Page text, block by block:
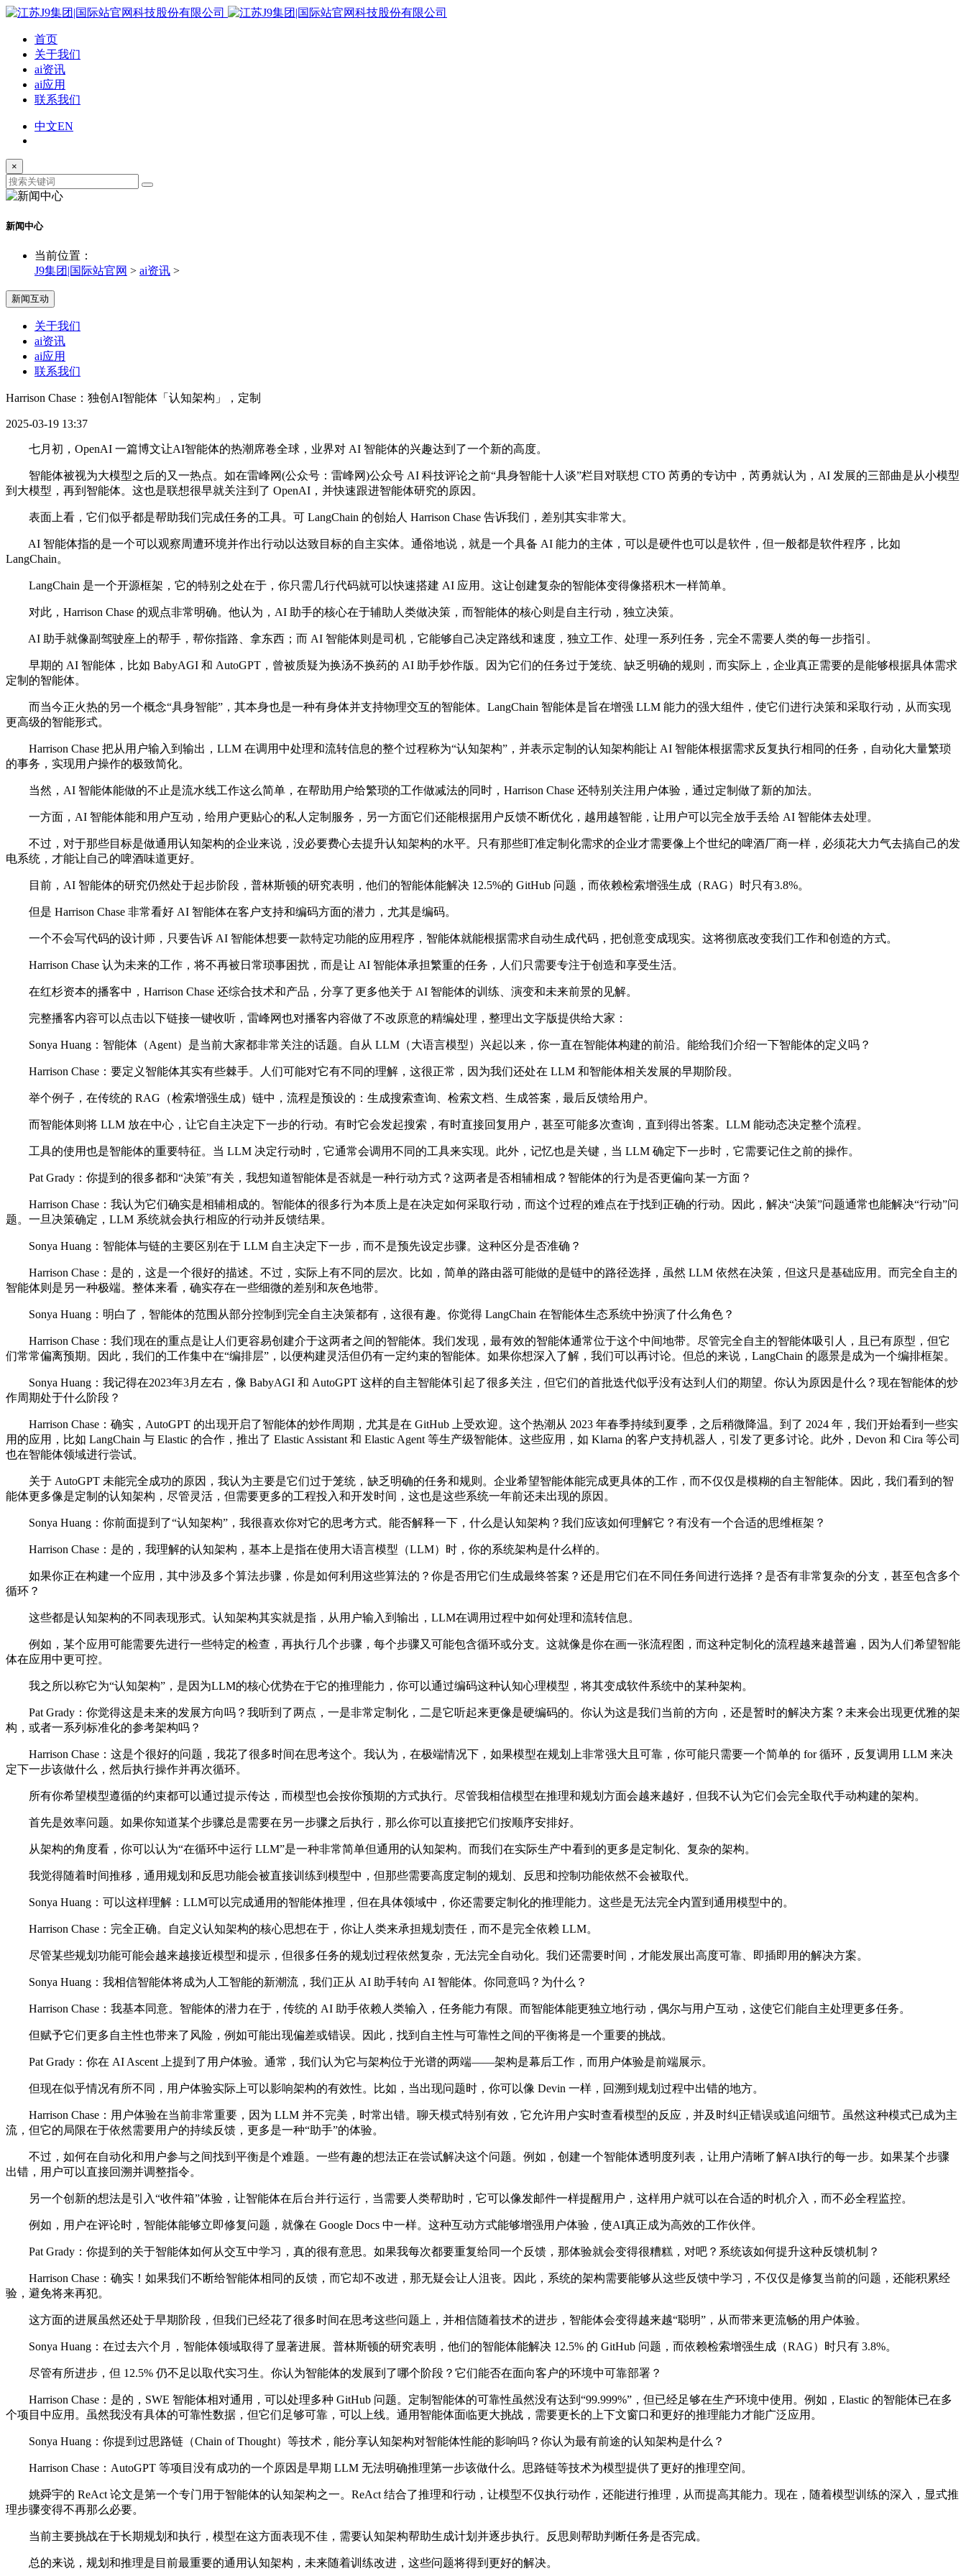
首页
关于我们
ai资讯
ai应用
联系我们
中文EN
×
新闻中心
当前位置：
J9集团|国际站官网 > ai资讯 >
新闻互动
关于我们
ai资讯
ai应用
联系我们
Harrison Chase：独创AI智能体「认知架构」，定制
2025-03-19 13:37
七月初，OpenAI 一篇博文让AI智能体的热潮席卷全球，业界对 AI 智能体的兴趣达到了一个新的高度。
智能体被视为大模型之后的又一热点。如在雷峰网(公众号：雷峰网)公众号 AI 科技评论之前“具身智能十人谈”栏目对联想 CTO 芮勇的专访中，芮勇就认为，AI 发展的三部曲是从小模型
到大模型，再到智能体。这也是联想很早就关注到了 OpenAI，并快速跟进智能体研究的原因。
表面上看，它们似乎都是帮助我们完成任务的工具。可 LangChain 的创始人 Harrison Chase 告诉我们，差别其实非常大。
AI 智能体指的是一个可以观察周遭环境并作出行动以达致目标的自主实体。通俗地说，就是一个具备 AI 能力的主体，可以是硬件也可以是软件，但一般都是软件程序，比如
LangChain。
LangChain 是一个开源框架，它的特别之处在于，你只需几行代码就可以快速搭建 AI 应用。这让创建复杂的智能体变得像搭积木一样简单。
对此，Harrison Chase 的观点非常明确。他认为，AI 助手的核心在于辅助人类做决策，而智能体的核心则是自主行动，独立决策。
AI 助手就像副驾驶座上的帮手，帮你指路、拿东西；而 AI 智能体则是司机，它能够自己决定路线和速度，独立工作、处理一系列任务，完全不需要人类的每一步指引。
早期的 AI 智能体，比如 BabyAGI 和 AutoGPT，曾被质疑为换汤不换药的 AI 助手炒作版。因为它们的任务过于笼统、缺乏明确的规则，而实际上，企业真正需要的是能够根据具体需求
定制的智能体。
而当今正火热的另一个概念“具身智能”，其本身也是一种有身体并支持物理交互的智能体。LangChain 智能体是旨在增强 LLM 能力的强大组件，使它们进行决策和采取行动，从而实现
更高级的智能形式。
Harrison Chase 把从用户输入到输出，LLM 在调用中处理和流转信息的整个过程称为“认知架构”，并表示定制的认知架构能让 AI 智能体根据需求反复执行相同的任务，自动化大量繁琐
的事务，实现用户操作的极致简化。
当然，AI 智能体能做的不止是流水线工作这么简单，在帮助用户给繁琐的工作做减法的同时，Harrison Chase 还特别关注用户体验，通过定制做了新的加法。
一方面，AI 智能体能和用户互动，给用户更贴心的私人定制服务，另一方面它们还能根据用户反馈不断优化，越用越智能，让用户可以完全放手丢给 AI 智能体去处理。
不过，对于那些目标是做通用认知架构的企业来说，没必要费心去提升认知架构的水平。只有那些盯准定制化需求的企业才需要像上个世纪的啤酒厂商一样，必须花大力气去搞自己的发
电系统，才能让自己的啤酒味道更好。
目前，AI 智能体的研究仍然处于起步阶段，普林斯顿的研究表明，他们的智能体能解决 12.5%的 GitHub 问题，而依赖检索增强生成（RAG）时只有3.8%。
但是 Harrison Chase 非常看好 AI 智能体在客户支持和编码方面的潜力，尤其是编码。
一个不会写代码的设计师，只要告诉 AI 智能体想要一款特定功能的应用程序，智能体就能根据需求自动生成代码，把创意变成现实。这将彻底改变我们工作和创造的方式。
Harrison Chase 认为未来的工作，将不再被日常琐事困扰，而是让 AI 智能体承担繁重的任务，人们只需要专注于创造和享受生活。
在红杉资本的播客中，Harrison Chase 还综合技术和产品，分享了更多他关于 AI 智能体的训练、演变和未来前景的见解。
完整播客内容可以点击以下链接一键收听，雷峰网也对播客内容做了不改原意的精编处理，整理出文字版提供给大家：
Sonya Huang：智能体（Agent）是当前大家都非常关注的话题。自从 LLM（大语言模型）兴起以来，你一直在智能体构建的前沿。能给我们介绍一下智能体的定义吗？
Harrison Chase：要定义智能体其实有些棘手。人们可能对它有不同的理解，这很正常，因为我们还处在 LLM 和智能体相关发展的早期阶段。
举个例子，在传统的 RAG（检索增强生成）链中，流程是预设的：生成搜索查询、检索文档、生成答案，最后反馈给用户。
而智能体则将 LLM 放在中心，让它自主决定下一步的行动。有时它会发起搜索，有时直接回复用户，甚至可能多次查询，直到得出答案。LLM 能动态决定整个流程。
工具的使用也是智能体的重要特征。当 LLM 决定行动时，它通常会调用不同的工具来实现。此外，记忆也是关键，当 LLM 确定下一步时，它需要记住之前的操作。
Pat Grady：你提到的很多都和“决策”有关，我想知道智能体是否就是一种行动方式？这两者是否相辅相成？智能体的行为是否更偏向某一方面？
Harrison Chase：我认为它们确实是相辅相成的。智能体的很多行为本质上是在决定如何采取行动，而这个过程的难点在于找到正确的行动。因此，解决“决策”问题通常也能解决“行动”问
题。一旦决策确定，LLM 系统就会执行相应的行动并反馈结果。
Sonya Huang：智能体与链的主要区别在于 LLM 自主决定下一步，而不是预先设定步骤。这种区分是否准确？
Harrison Chase：是的，这是一个很好的描述。不过，实际上有不同的层次。比如，简单的路由器可能做的是链中的路径选择，虽然 LLM 依然在决策，但这只是基础应用。而完全自主的
智能体则是另一种极端。整体来看，确实存在一些细微的差别和灰色地带。
Sonya Huang：明白了，智能体的范围从部分控制到完全自主决策都有，这很有趣。你觉得 LangChain 在智能体生态系统中扮演了什么角色？
Harrison Chase：我们现在的重点是让人们更容易创建介于这两者之间的智能体。我们发现，最有效的智能体通常位于这个中间地带。尽管完全自主的智能体吸引人，且已有原型，但它
们常常偏离预期。因此，我们的工作集中在“编排层”，以便构建灵活但仍有一定约束的智能体。如果你想深入了解，我们可以再讨论。但总的来说，LangChain 的愿景是成为一个编排框架。
Sonya Huang：我记得在2023年3月左右，像 BabyAGI 和 AutoGPT 这样的自主智能体引起了很多关注，但它们的首批迭代似乎没有达到人们的期望。你认为原因是什么？现在智能体的炒
作周期处于什么阶段？
Harrison Chase：确实，AutoGPT 的出现开启了智能体的炒作周期，尤其是在 GitHub 上受欢迎。这个热潮从 2023 年春季持续到夏季，之后稍微降温。到了 2024 年，我们开始看到一些实
用的应用，比如 LangChain 与 Elastic 的合作，推出了 Elastic Assistant 和 Elastic Agent 等生产级智能体。这些应用，如 Klarna 的客户支持机器人，引发了更多讨论。此外，Devon 和 Cira 等公司
也在智能体领域进行尝试。
关于 AutoGPT 未能完全成功的原因，我认为主要是它们过于笼统，缺乏明确的任务和规则。企业希望智能体能完成更具体的工作，而不仅仅是模糊的自主智能体。因此，我们看到的智
能体更多像是定制的认知架构，尽管灵活，但需要更多的工程投入和开发时间，这也是这些系统一年前还未出现的原因。
Sonya Huang：你前面提到了“认知架构”，我很喜欢你对它的思考方式。能否解释一下，什么是认知架构？我们应该如何理解它？有没有一个合适的思维框架？
Harrison Chase：是的，我理解的认知架构，基本上是指在使用大语言模型（LLM）时，你的系统架构是什么样的。
如果你正在构建一个应用，其中涉及多个算法步骤，你是如何利用这些算法的？你是否用它们生成最终答案？还是用它们在不同任务间进行选择？是否有非常复杂的分支，甚至包含多个
循环？
这些都是认知架构的不同表现形式。认知架构其实就是指，从用户输入到输出，LLM在调用过程中如何处理和流转信息。
例如，某个应用可能需要先进行一些特定的检查，再执行几个步骤，每个步骤又可能包含循环或分支。这就像是你在画一张流程图，而这种定制化的流程越来越普遍，因为人们希望智能
体在应用中更可控。
我之所以称它为“认知架构”，是因为LLM的核心优势在于它的推理能力，你可以通过编码这种认知心理模型，将其变成软件系统中的某种架构。
Pat Grady：你觉得这是未来的发展方向吗？我听到了两点，一是非常定制化，二是它听起来更像是硬编码的。你认为这是我们当前的方向，还是暂时的解决方案？未来会出现更优雅的架
构，或者一系列标准化的参考架构吗？
Harrison Chase：这是个很好的问题，我花了很多时间在思考这个。我认为，在极端情况下，如果模型在规划上非常强大且可靠，你可能只需要一个简单的 for 循环，反复调用 LLM 来决
定下一步该做什么，然后执行操作并再次循环。
所有你希望模型遵循的约束都可以通过提示传达，而模型也会按你预期的方式执行。尽管我相信模型在推理和规划方面会越来越好，但我不认为它们会完全取代手动构建的架构。
首先是效率问题。如果你知道某个步骤总是需要在另一步骤之后执行，那么你可以直接把它们按顺序安排好。
从架构的角度看，你可以认为“在循环中运行 LLM”是一种非常简单但通用的认知架构。而我们在实际生产中看到的更多是定制化、复杂的架构。
我觉得随着时间推移，通用规划和反思功能会被直接训练到模型中，但那些需要高度定制的规划、反思和控制功能依然不会被取代。
Sonya Huang：可以这样理解：LLM可以完成通用的智能体推理，但在具体领域中，你还需要定制化的推理能力。这些是无法完全内置到通用模型中的。
Harrison Chase：完全正确。自定义认知架构的核心思想在于，你让人类来承担规划责任，而不是完全依赖 LLM。
尽管某些规划功能可能会越来越接近模型和提示，但很多任务的规划过程依然复杂，无法完全自动化。我们还需要时间，才能发展出高度可靠、即插即用的解决方案。
Sonya Huang：我相信智能体将成为人工智能的新潮流，我们正从 AI 助手转向 AI 智能体。你同意吗？为什么？
Harrison Chase：我基本同意。智能体的潜力在于，传统的 AI 助手依赖人类输入，任务能力有限。而智能体能更独立地行动，偶尔与用户互动，这使它们能自主处理更多任务。
但赋予它们更多自主性也带来了风险，例如可能出现偏差或错误。因此，找到自主性与可靠性之间的平衡将是一个重要的挑战。
Pat Grady：你在 AI Ascent 上提到了用户体验。通常，我们认为它与架构位于光谱的两端——架构是幕后工作，而用户体验是前端展示。
但现在似乎情况有所不同，用户体验实际上可以影响架构的有效性。比如，当出现问题时，你可以像 Devin 一样，回溯到规划过程中出错的地方。
Harrison Chase：用户体验在当前非常重要，因为 LLM 并不完美，时常出错。聊天模式特别有效，它允许用户实时查看模型的反应，并及时纠正错误或追问细节。虽然这种模式已成为主
流，但它的局限在于依然需要用户的持续反馈，更多是一种“助手”的体验。
不过，如何在自动化和用户参与之间找到平衡是个难题。一些有趣的想法正在尝试解决这个问题。例如，创建一个智能体透明度列表，让用户清晰了解AI执行的每一步。如果某个步骤
出错，用户可以直接回溯并调整指令。
另一个创新的想法是引入“收件箱”体验，让智能体在后台并行运行，当需要人类帮助时，它可以像发邮件一样提醒用户，这样用户就可以在合适的时机介入，而不必全程监控。
例如，用户在评论时，智能体能够立即修复问题，就像在 Google Docs 中一样。这种互动方式能够增强用户体验，使AI真正成为高效的工作伙伴。
Pat Grady：你提到的关于智能体如何从交互中学习，真的很有意思。如果我每次都要重复给同一个反馈，那体验就会变得很糟糕，对吧？系统该如何提升这种反馈机制？
Harrison Chase：确实！如果我们不断给智能体相同的反馈，而它却不改进，那无疑会让人沮丧。因此，系统的架构需要能够从这些反馈中学习，不仅仅是修复当前的问题，还能积累经
验，避免将来再犯。
这方面的进展虽然还处于早期阶段，但我们已经花了很多时间在思考这些问题上，并相信随着技术的进步，智能体会变得越来越“聪明”，从而带来更流畅的用户体验。
Sonya Huang：在过去六个月，智能体领域取得了显著进展。普林斯顿的研究表明，他们的智能体能解决 12.5% 的 GitHub 问题，而依赖检索增强生成（RAG）时只有 3.8%。
尽管有所进步，但 12.5% 仍不足以取代实习生。你认为智能体的发展到了哪个阶段？它们能否在面向客户的环境中可靠部署？
Harrison Chase：是的，SWE 智能体相对通用，可以处理多种 GitHub 问题。定制智能体的可靠性虽然没有达到“99.999%”，但已经足够在生产环境中使用。例如，Elastic 的智能体已在多
个项目中应用。虽然我没有具体的可靠性数据，但它们足够可靠，可以上线。通用智能体面临更大挑战，需要更长的上下文窗口和更好的推理能力才能广泛应用。
Sonya Huang：你提到过思路链（Chain of Thought）等技术，能分享认知架构对智能体性能的影响吗？你认为最有前途的认知架构是什么？
Harrison Chase：AutoGPT 等项目没有成功的一个原因是早期 LLM 无法明确推理第一步该做什么。思路链等技术为模型提供了更好的推理空间。
姚舜宇的 ReAct 论文是第一个专门用于智能体的认知架构之一。ReAct 结合了推理和行动，让模型不仅执行动作，还能进行推理，从而提高其能力。现在，随着模型训练的深入，显式推
理步骤变得不再那么必要。
当前主要挑战在于长期规划和执行，模型在这方面表现不佳，需要认知架构帮助生成计划并逐步执行。反思则帮助判断任务是否完成。
总的来说，规划和推理是目前最重要的通用认知架构，未来随着训练改进，这些问题将得到更好的解决。